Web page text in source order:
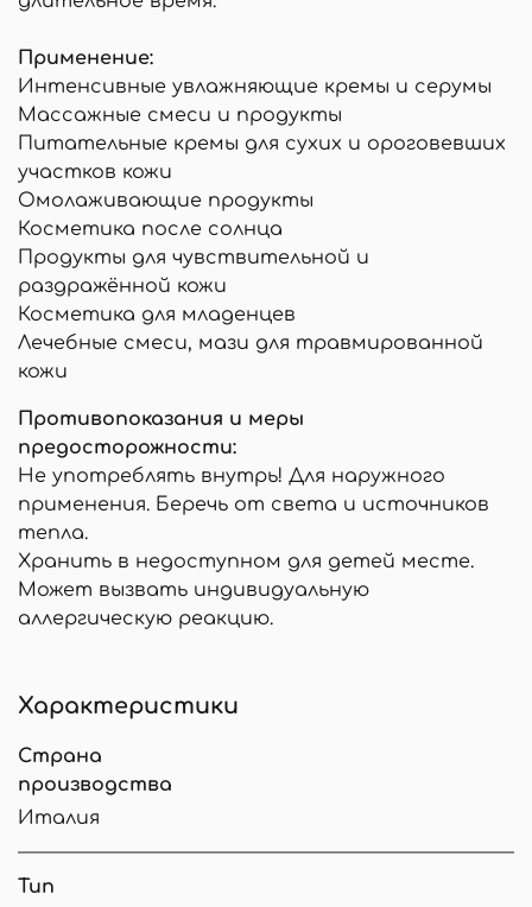
Применение:
Интенсивные увлажняющие кремы и серумы
Массажные смеси и продукты
Питательные кремы для сухих и ороговевших
участков кожи
Омолаживающие продукты
Косметика после солнца
Продукты для чувствительной и
раздражённой кожи
Косметика для младенцев
Лечебные смеси, мази для травмированной
кожи
Противопоказания и меры
предосторожности:
Не употреблять внутрь! Для наружного
применения. Беречь от света и источников
тепла.
Хранить в недоступном для детей месте.
Может вызвать индивидуальную
аллергическую реакцию.
Характеристики
Страна
производства
Италия
Тип